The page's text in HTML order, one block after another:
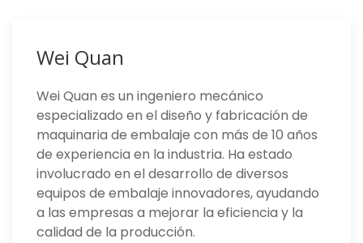
Wei Quan
Wei Quan es un ingeniero mecánico
especializado en el diseño y fabricación de
maquinaria de embalaje con más de 10 años
de experiencia en la industria. Ha estado
involucrado en el desarrollo de diversos
equipos de embalaje innovadores, ayudando
a las empresas a mejorar la eficiencia y la
calidad de la producción.